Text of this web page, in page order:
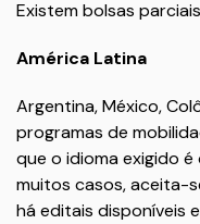
Existem bolsas
América Latina
Argentina, México,
programas de
que o idioma exigido
muitos casos, aceita-
há editais disponíveis